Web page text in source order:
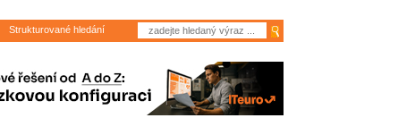
Strukturované hledání